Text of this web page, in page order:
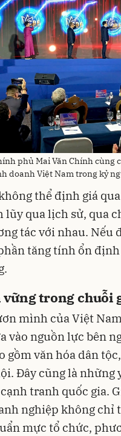
phủ Mai Văn Chính cùng
doanh Việt Nam trong kỷ
thể định giá
lũy qua lịch sử, qua
tác với nhau. Nếu
tăng tính ổn
vững trong chuỗi
mình của Việt
vào nguồn lực bên
gồm văn hóa dân
Đây cũng là những
tranh quốc gia.
nghiệp không chỉ
mực tổ chức,